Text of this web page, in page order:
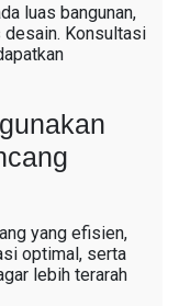
luas bangunan,
Konsultasi
yang efisien,
optimal, serta
lebih terarah